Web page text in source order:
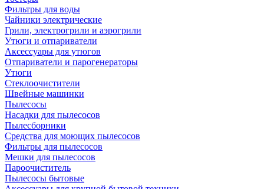
Фильтры для воды
Чайники электрические
Грили, электрогрили и аэрогрили
Утюги и отпариватели
Аксессуары для утюгов
Отпариватели и парогенераторы
Утюги
Стеклоочистители
Швейные машинки
Пылесосы
Насадки для пылесосов
Пылесборники
Средства для моющих пылесосов
Фильтры для пылесосов
Мешки для пылесосов
Пароочиститель
Пылесосы бытовые